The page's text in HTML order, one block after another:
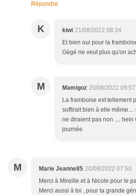
Répondre
K kiwi 21/08/2022 08:34
Et bien oui pour la
Gégé ne veut plus qu'on
M Mamigoz 20/08/2022 09:57
La framboise est tellement
suffirait bien à elle
ne diraient pas non .... hein
journée
M Marie Jeanne85 20/08/2022 07:50
Merci à Mireille et à Nicole pour le
Merci aussi à toi , pour ta grande